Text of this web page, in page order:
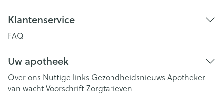
Klantenservice
FAQ
Uw apotheek
Over ons Nuttige links Gezondheidsnieuws Apotheker
van wachtVoorschriftZorgtarieven